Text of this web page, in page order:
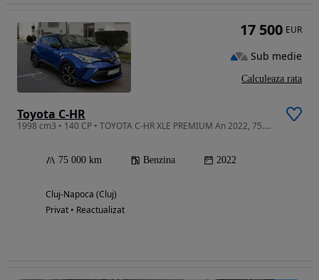
Toyota C-HR
1998 cm3 • 140 CP • TOYOTA C-HR XLE PREMIUM An 2022, 75.000 km
75 000 km Benzina 2022
Cluj-Napoca (Cluj)
Privat • Reactualizat
17 500 EUR
Sub medie
Calculeaza rata